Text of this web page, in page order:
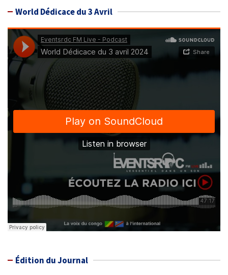
World Dédicace du 3 Avril
Édition du Journal